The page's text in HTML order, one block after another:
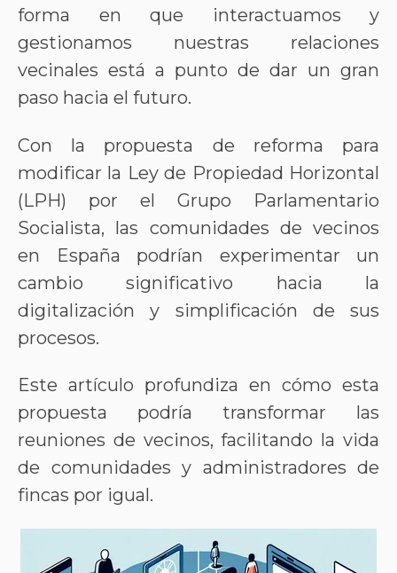
forma en que interactuamos y
gestionamos nuestras relaciones
vecinales está a punto de dar un gran
paso hacia el futuro.
Con la propuesta de reforma para
modificar la Ley de Propiedad Horizontal
(LPH) por el Grupo Parlamentario
Socialista, las comunidades de vecinos
en España podrían experimentar un
cambio significativo hacia la
digitalización y simplificación de sus
procesos.
Este artículo profundiza en cómo esta
propuesta podría transformar las
reuniones de vecinos, facilitando la vida
de comunidades y administradores de
fincas por igual.